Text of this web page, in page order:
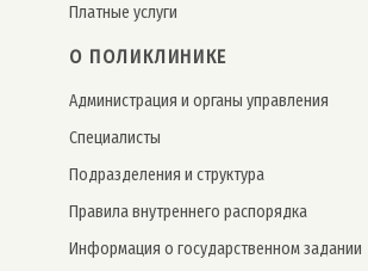
Платные услуги
О ПОЛИКЛИНИКЕ
Администрация и органы управления
Специалисты
Подразделения и структура
Правила внутреннего распорядка
Информация о государственном задании